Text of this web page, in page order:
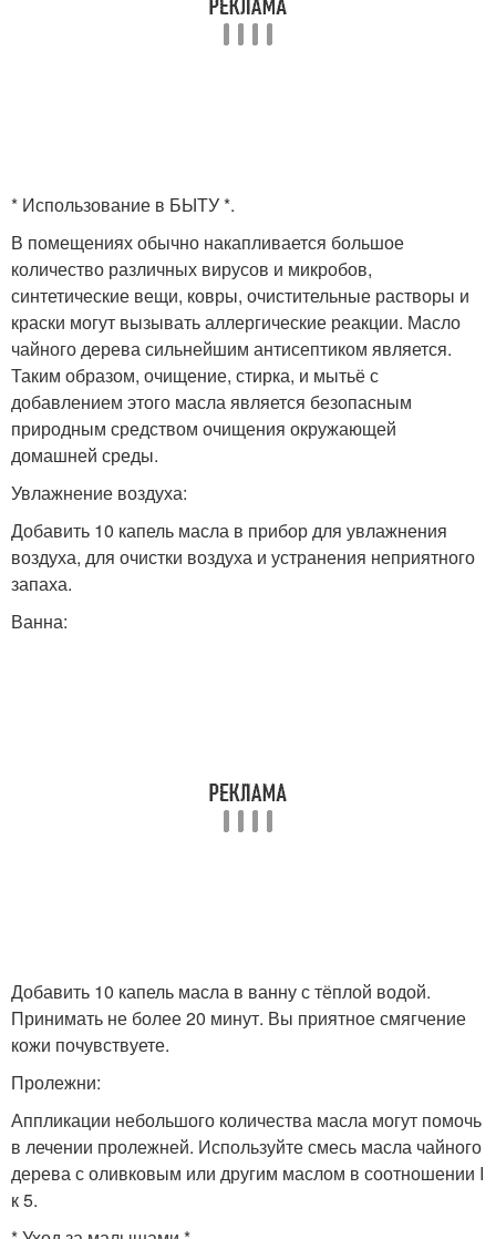
* Использование в БЫТУ *.
В помещениях обычно накапливается большое
количество различных вирусов и микробов,
синтетические вещи, ковры, очистительные растворы и
краски могут вызывать аллергические реакции. Масло
чайного дерева сильнейшим антисептиком является.
Таким образом, очищение, стирка, и мытьё с
добавлением этого масла является безопасным
природным средством очищения окружающей
домашней среды.
Увлажнение воздуха:
Добавить 10 капель масла в прибор для увлажнения
воздуха, для очистки воздуха и устранения неприятного
запаха.
Ванна:
Добавить 10 капель масла в ванну с тёплой водой.
Принимать не более 20 минут. Вы приятное смягчение
кожи почувствуете.
Пролежни:
Аппликации небольшого количества масла могут помочь
в лечении пролежней. Используйте смесь масла чайного
дерева с оливковым или другим маслом в соотношении I
к 5.